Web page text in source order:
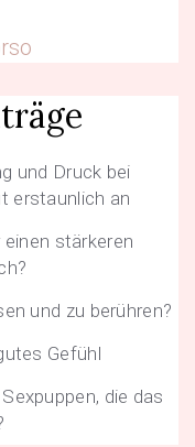
und Druck bei
erstaunlich an
stärkeren
und zu berühren?
Gefühl
die das